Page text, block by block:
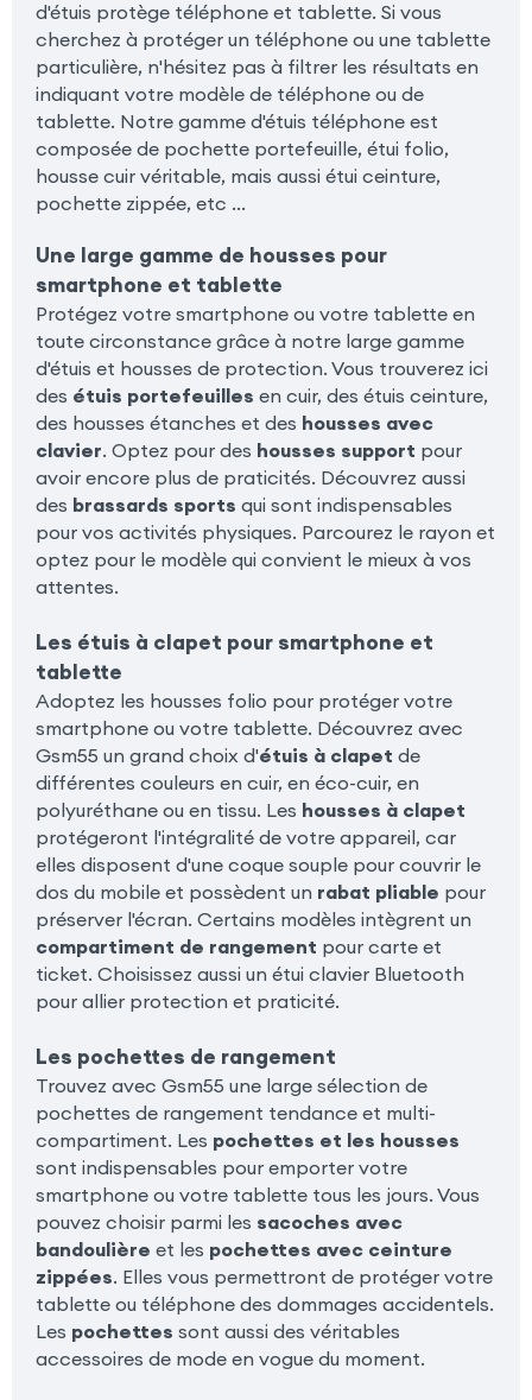
d'étuis protège téléphone et tablette. Si vous
cherchez à protéger un téléphone ou une tablette
particulière, n'hésitez pas à filtrer les résultats en
indiquant votre modèle de téléphone ou de
tablette. Notre gamme d'étuis téléphone est
composée de pochette portefeuille, étui folio,
housse cuir véritable, mais aussi étui ceinture,
pochette zippée, etc ...
Une large gamme de housses pour
smartphone et tablette
Protégez votre smartphone ou votre tablette en
toute circonstance grâce à notre large gamme
d'étuis et housses de protection. Vous trouverez ici
des étuis portefeuilles en cuir, des étuis ceinture,
des housses étanches et des housses avec
clavier. Optez pour des housses support pour
avoir encore plus de praticités. Découvrez aussi
des brassards sports qui sont indispensables
pour vos activités physiques. Parcourez le rayon et
optez pour le modèle qui convient le mieux à vos
attentes.
Les étuis à clapet pour smartphone et
tablette
Adoptez les housses folio pour protéger votre
smartphone ou votre tablette. Découvrez avec
Gsm55 un grand choix d'étuis à clapet de
différentes couleurs en cuir, en éco-cuir, en
polyuréthane ou en tissu. Les housses à clapet
protégeront l'intégralité de votre appareil, car
elles disposent d'une coque souple pour couvrir le
dos du mobile et possèdent un rabat pliable pour
préserver l'écran. Certains modèles intègrent un
compartiment de rangement pour carte et
ticket. Choisissez aussi un étui clavier Bluetooth
pour allier protection et praticité.
Les pochettes de rangement
Trouvez avec Gsm55 une large sélection de
pochettes de rangement tendance et multi-
compartiment. Les pochettes et les housses
sont indispensables pour emporter votre
smartphone ou votre tablette tous les jours. Vous
pouvez choisir parmi les sacoches avec
bandoulière et les pochettes avec ceinture
zippées. Elles vous permettront de protéger votre
tablette ou téléphone des dommages accidentels.
Les pochettes sont aussi des véritables
accessoires de mode en vogue du moment.